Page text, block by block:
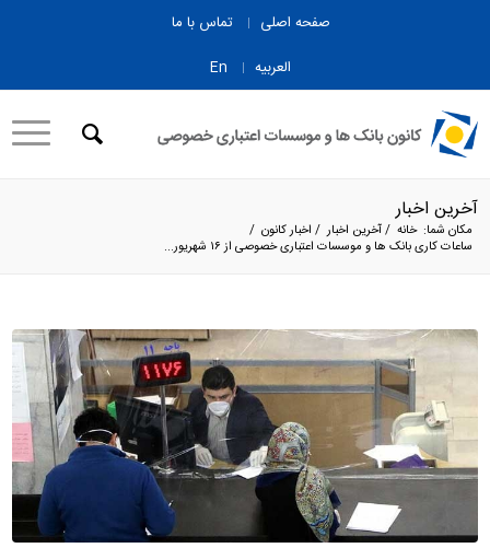
صفحه اصلی
تماس با ما
العربیه
En
آخرین اخبار
مکان شما: خانه /آخرین اخبار / اخبار کانون /
ساعات کاری بانک ها و موسسات اعتباری خصوصی از ۱۶ شهریور...